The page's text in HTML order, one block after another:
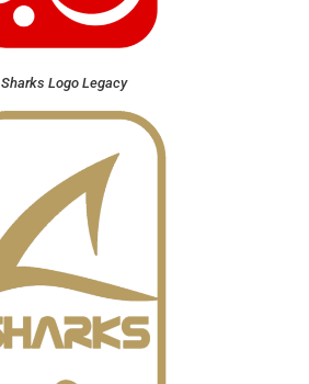
Sharks Logo Legacy